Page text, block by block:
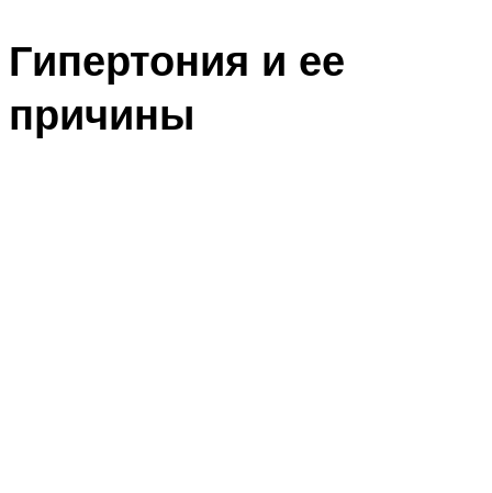
Гипертония и ее
причины